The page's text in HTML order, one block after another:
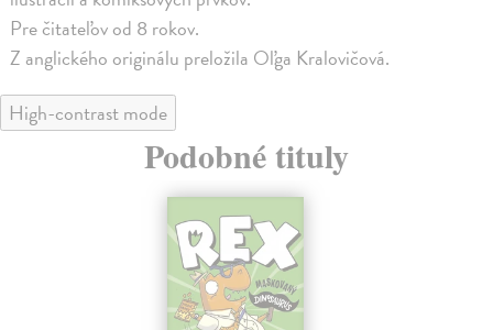
Pre čitateľov od 8 rokov.
Z anglického originálu preložila Oľga Kralovičová.
High-contrast mode
Podobné tituly